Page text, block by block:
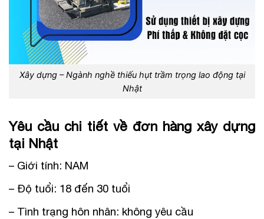
Xây dựng – Ngành nghề thiếu hụt trầm trọng lao động tại
Nhật
Yêu cầu chi tiết về đơn hàng xây dựng
tại Nhật
– Giới tính: NAM
– Độ tuổi: 18 đến 30 tuổi
– Tình trạng hôn nhân: không yêu cầu